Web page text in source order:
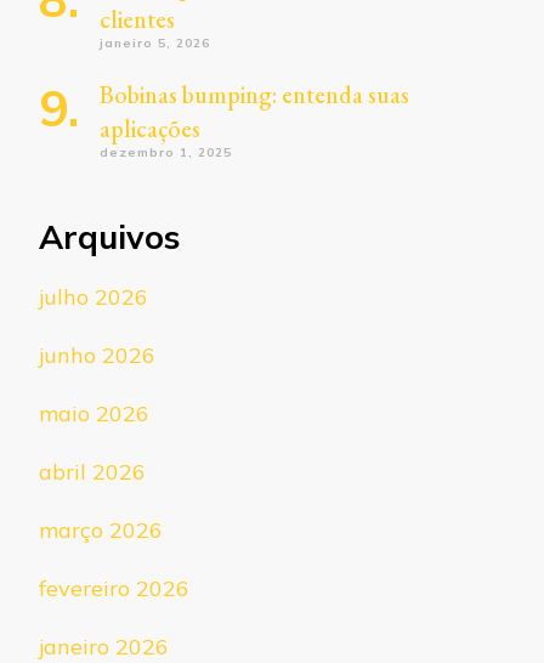
clientes
janeiro 5, 2026
Bobinas bumping: entenda suas
aplicações
dezembro 1, 2025
Arquivos
julho 2026
junho 2026
maio 2026
abril 2026
março 2026
fevereiro 2026
janeiro 2026